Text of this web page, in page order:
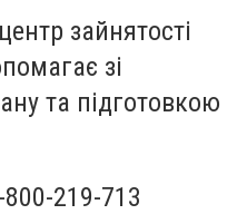
зайнятості
зі
та підготовкою
219-713